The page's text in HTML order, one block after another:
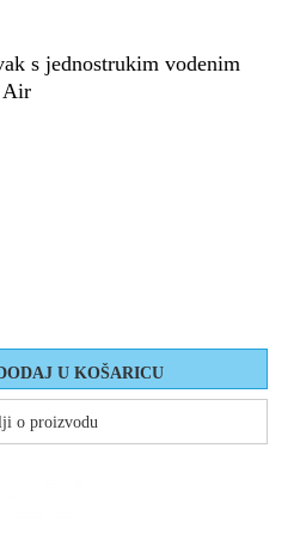
s jednostrukim vodenim
Air
o proizvodu